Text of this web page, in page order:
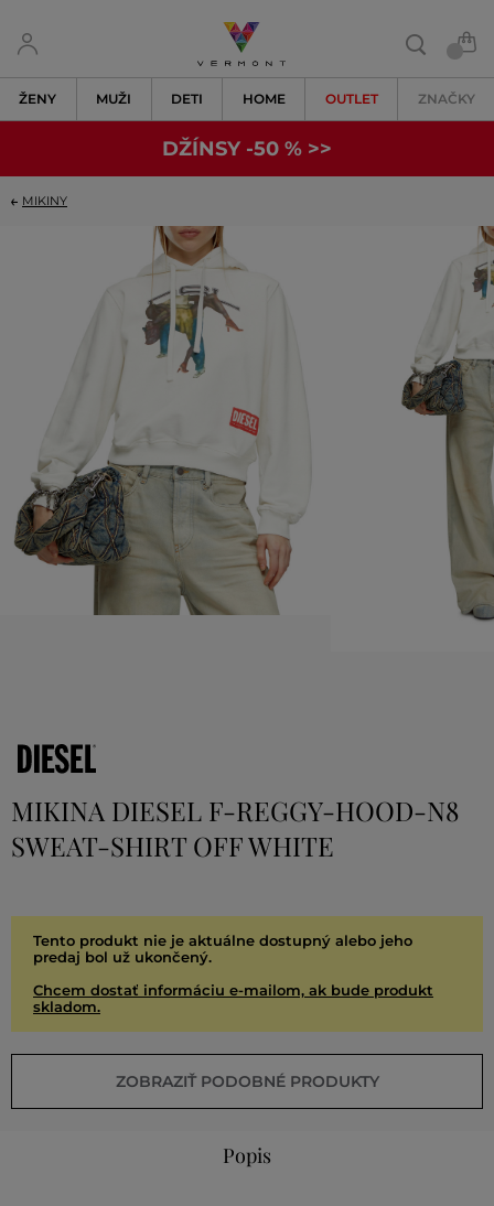
ŽENY MUŽI DETI HOME OUTLET ZNAČKY
DŽÍNSY -50 % >>
MIKINY
MIKINA DIESEL F-REGGY-HOOD-N8
SWEAT-SHIRT OFF WHITE
Tento produkt nie je aktuálne dostupný alebo jeho
predaj bol už ukončený.
Chcem dostať informáciu e-mailom, ak bude produkt
skladom.
ZOBRAZIŤ PODOBNÉ PRODUKTY
Popis